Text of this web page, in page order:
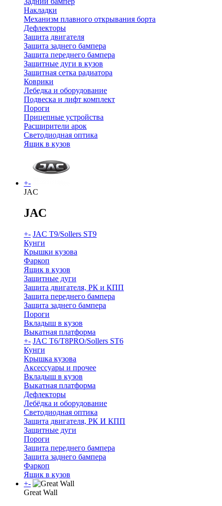
Накладки
Механизм плавного открывания борта
Дефлекторы
Защита двигателя
Защита заднего бампера
Защита переднего бампера
Защитные дуги в кузов
Защитная сетка радиатора
Коврики
Лебедка и оборудование
Подвеска и лифт комплект
Пороги
Прицепные устройства
Расширители арок
Светодиодная оптика
Ящик в кузов
+-
JAC
JAC
+- JAC T9/Sollers ST9
Кунги
Крышки кузова
Фаркоп
Ящик в кузов
Защитные дуги
Защита двигателя, РК и КПП
Защита переднего бампера
Защита заднего бампера
Пороги
Вкладыш в кузов
Выкатная платформа
+- JAC T6/T8PRO/Sollers ST6
Кунги
Крышка кузова
Аксессуары и прочее
Вкладыш в кузов
Выкатная платформа
Дефлекторы
Лебёдка и оборудование
Светодиодная оптика
Защита двигателя, РК И КПП
Защитные дуги
Пороги
Защита переднего бампера
Защита заднего бампера
Фаркоп
Ящик в кузов
+-
Great Wall